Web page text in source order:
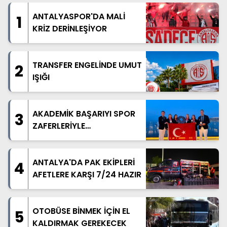
1
ANTALYASPOR'DA MALİ
KRİZ DERİNLEŞİYOR
2
TRANSFER ENGELİNDE UMUT
IŞIĞI
3
AKADEMİK BAŞARIYI SPOR
ZAFERLERİYLE
TAÇLANDIRDILAR
4
ANTALYA'DA PAK EKİPLERİ
AFETLERE KARŞI 7/24 HAZIR
5
OTOBÜSE BİNMEK İÇİN EL
KALDIRMAK GEREKECEK